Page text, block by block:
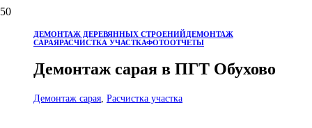
ДЕМОНТАЖ ДЕРЕВЯННЫХ СТРОЕНИЙДЕМОНТАЖ
САРАЯРАСЧИСТКА УЧАСТКАФОТООТЧЕТЫ
Демонтаж сарая в ПГТ Обухово
Демонтаж сарая, Расчистка участка